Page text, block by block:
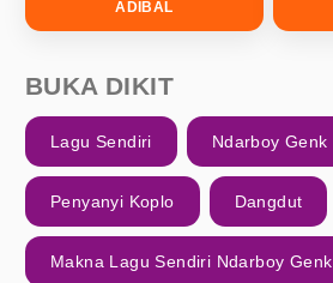
ADIBAL
BUKA DIKIT
Lagu Sendiri Ndarboy Genk
Penyanyi Koplo Dangdut
Makna Lagu Sendiri Ndarboy Genk